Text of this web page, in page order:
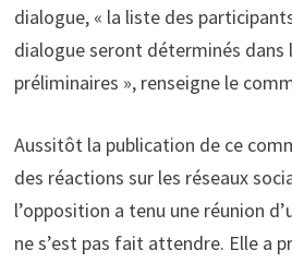
dialogue, « la liste des
dialogue seront déterminés dans
préliminaires », renseigne le
Aussitôt la publication de ce
des réactions sur les réseaux
l’opposition a tenu une réunion
ne s’est pas fait attendre. Elle a